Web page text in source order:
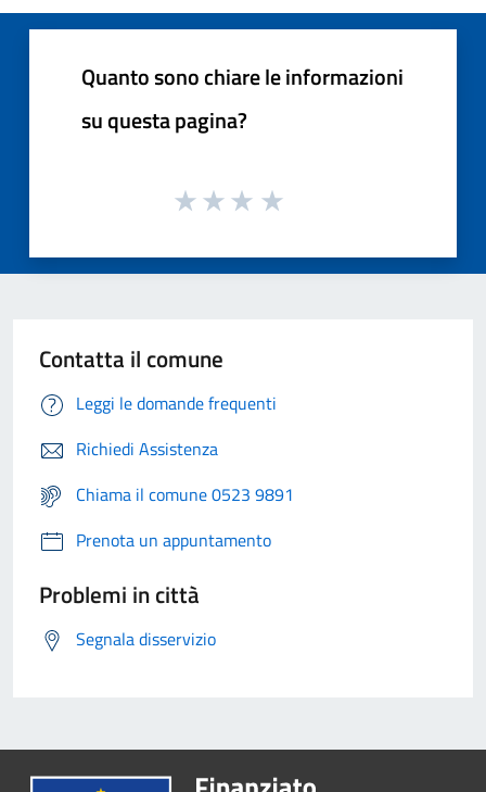
Quanto sono chiare le informazioni
su questa pagina?
Contatta il comune
Leggi le domande frequenti
Richiedi Assistenza
Chiama il comune 0523 9891
Prenota un appuntamento
Problemi in città
Segnala disservizio